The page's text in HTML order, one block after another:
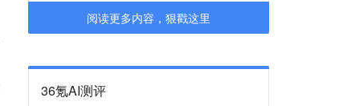
阅读更多内容，狠戳这里
36氪AI测评